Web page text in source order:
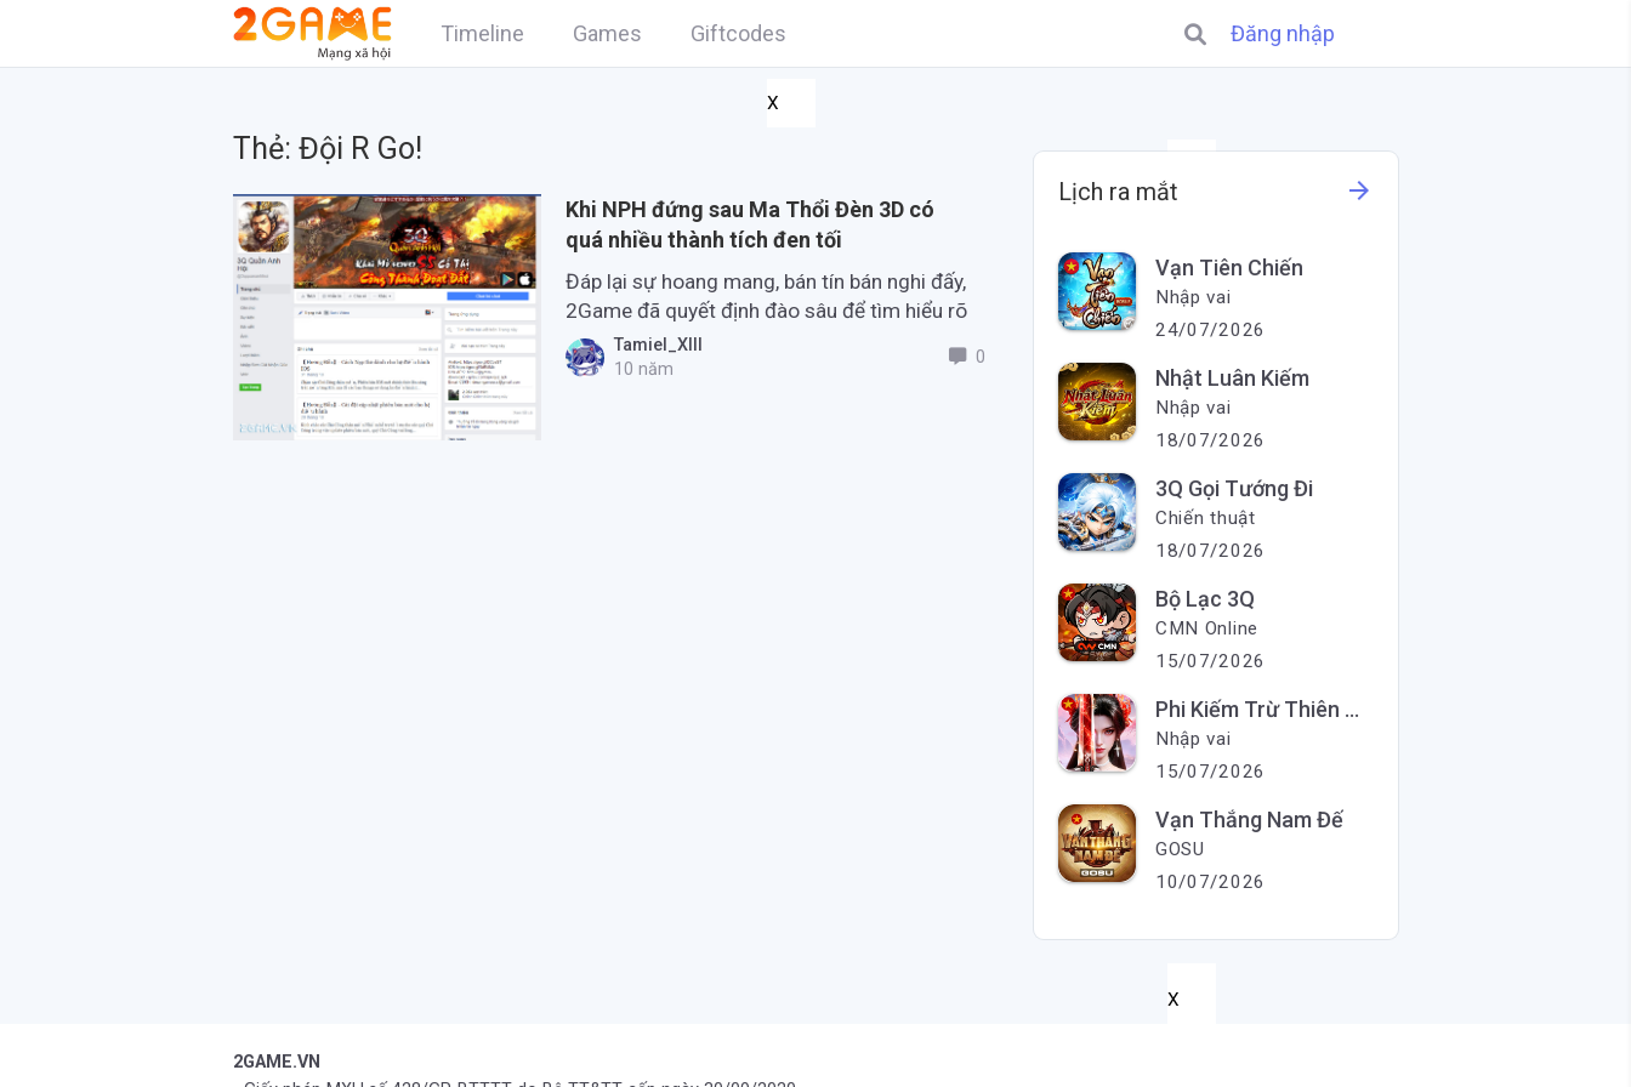
Timeline Games Giftcodes Đăng nhập
X
Thẻ: Đội R Go!
Khi NPH đứng sau Ma Thổi Đèn 3D có
quá nhiều thành tích đen tối
Đáp lại sự hoang mang, bán tín bán nghi đấy,
2Game đã quyết định đào sâu để tìm hiểu rõ
chân tướng sự thật một phen.
Tamiel_XIII
10 năm
0
Lịch ra mắt arrow_forward
Vạn Tiên Chiến
Nhập vai
24/07/2026
Nhật Luân Kiếm
Nhập vai
18/07/2026
3Q Gọi Tướng Đi
Chiến thuật
18/07/2026
Bộ Lạc 3Q
CMN Online
15/07/2026
Phi Kiếm Trừ Thiên Ma
Nhập vai
15/07/2026
Vạn Thắng Nam Đế
GOSU
10/07/2026
X
2GAME.VN